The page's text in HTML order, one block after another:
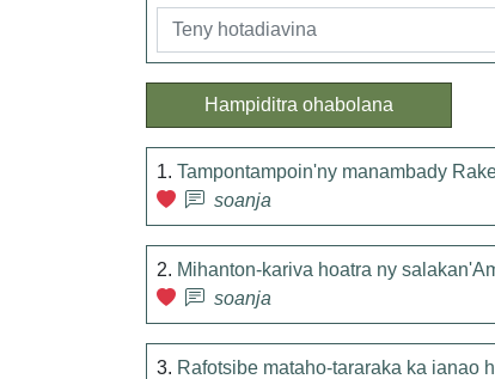
Hampiditra ohabolana
1. Tampontampoin'ny manambady
soanja
2. Mihanton-kariva hoatra ny
soanja
3. Rafotsibe mataho-tararaka ka ianao